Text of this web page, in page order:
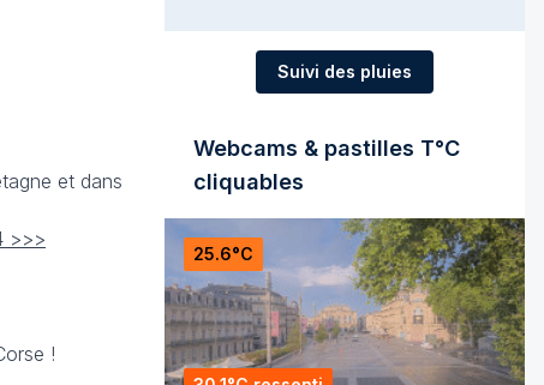
et dans
>>>
!
Suivi des pluies
Webcams & pastilles T°C
cliquables
25.6°C